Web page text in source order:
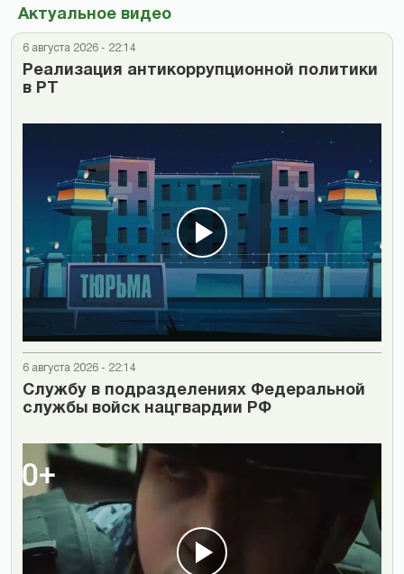
Актуальное видео
6 августа 2026 - 22:14
Реализация антикоррупционной политики
в РТ
6 августа 2026 - 22:14
Cлужбу в подразделениях Федеральной
службы войск нацгвардии РФ